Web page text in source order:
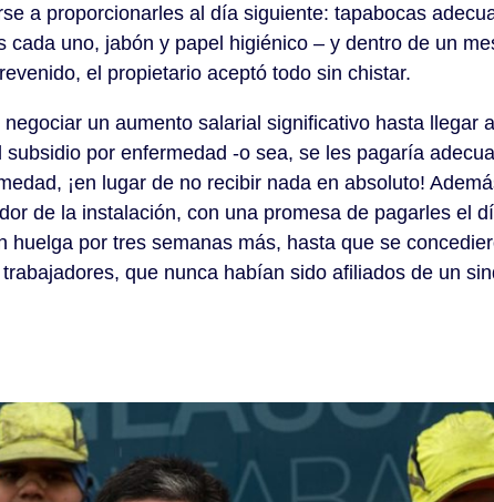
a proporcionarles al día siguiente: tapabocas
cada uno, jabón y papel higiénico – y dentro de un
el propietario aceptó todo sin chistar.
un aumento salarial significativo hasta llegar
por enfermedad -o sea, se les pagaría
¡en lugar de no recibir nada en absoluto!
de la instalación, con una promesa de pagarles el
huelga por tres semanas más, hasta que se
que nunca habían sido afiliados de un